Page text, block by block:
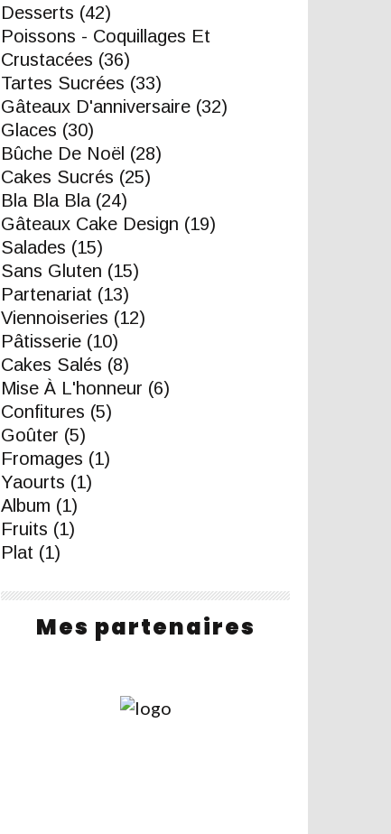
Desserts (42)
Poissons - Coquillages Et
Crustacées (36)
Tartes Sucrées (33)
Gâteaux D'anniversaire (32)
Glaces (30)
Bûche De Noël (28)
Cakes Sucrés (25)
Bla Bla Bla(24)
Gâteaux Cake Design (19)
Salades (15)
Sans Gluten (15)
Partenariat (13)
Viennoiseries (12)
Pâtisserie (10)
Cakes Salés (8)
Mise À L'honneur (6)
Confitures (5)
Goûter (5)
Fromages (1)
Yaourts (1)
Album (1)
Fruits (1)
Plat (1)
Mes partenaires